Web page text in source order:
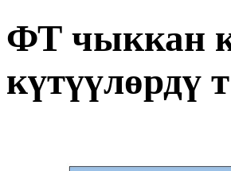
ФТ чыккан
күтүүлөрдү